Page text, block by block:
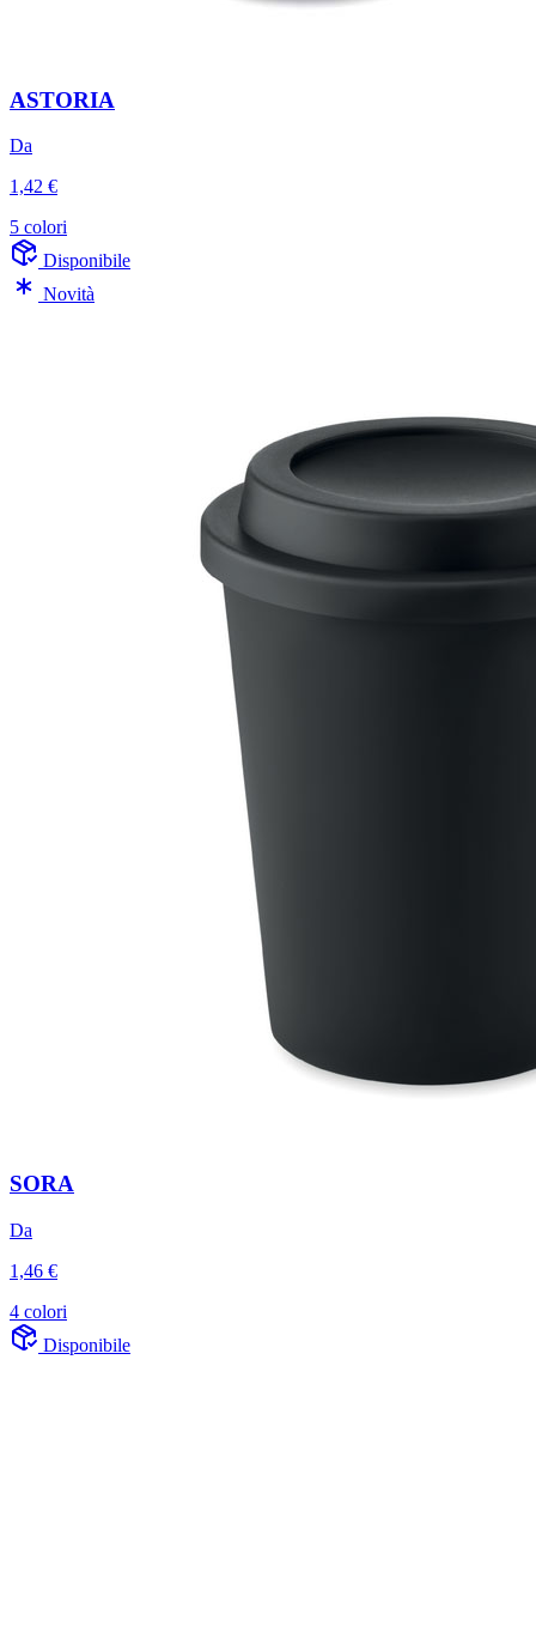
ASTORIA
Da
1,42 €
5 colori
Disponibile
Novità
SORA
Da
1,46 €
4 colori
Disponibile